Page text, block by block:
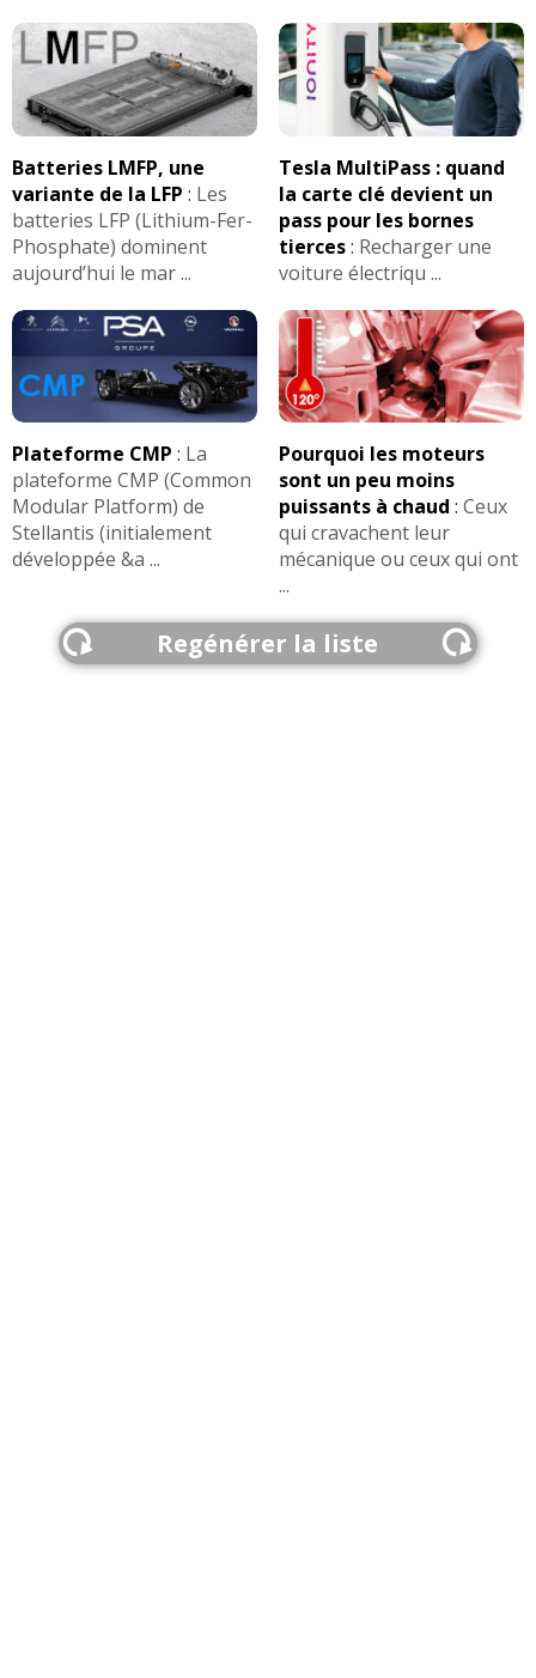
Batteries LMFP, une
variante de la LFP : Les
batteries LFP (Lithium-Fer-
Phosphate) dominent
aujourd’hui le mar ...
Tesla MultiPass : quand
la carte clé devient un
pass pour les bornes
tierces: Recharger une
voiture électriqu ...
Plateforme CMP : La
plateforme CMP (Common
Modular Platform) de
Stellantis (initialement
développée &a ...
Pourquoi les moteurs
sont un peu moins
puissants à chaud : Ceux
qui cravachent leur
mécanique ou ceux qui ont
...
Regénérer la liste